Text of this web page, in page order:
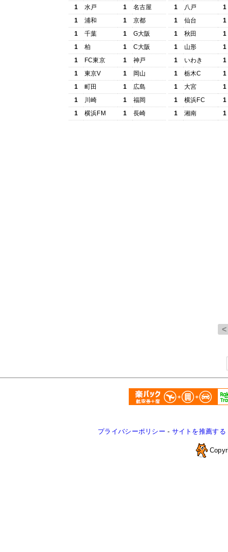
1
水戸 1
名古屋
1
浦和 1
京都
1
千葉 1
G大阪
1
柏 1
C大阪
1
FC東京 1
神戸
1
東京V 1
岡山
1
町田 1
広島
1
川崎 1
福岡
1
横浜FM 1 長崎
1
八戸
1
1
仙台
1
1
秋田
1
1
山形
1
1
いわき
1
1
栃木C
1
1
大宮
1
1
横浜FC
1
1
湘南 1
プライバシーポリシー - サイトを推薦する